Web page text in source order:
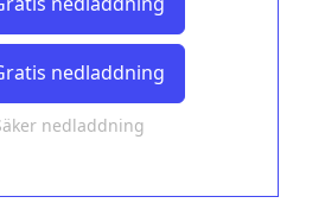
nedladdning
nedladdning